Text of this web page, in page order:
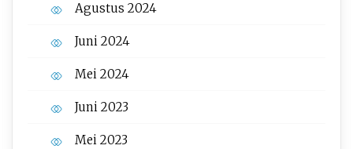
Agustus 2024
Juni 2024
Mei 2024
Juni 2023
Mei 2023